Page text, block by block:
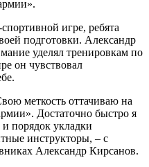
игре, ребята
подготовки. Александр
уделял тренировкам по
он чувствовал
меткость оттачиваю на
Достаточно быстро я
порядок укладки
инструкторы, – с
Александр Кирсанов.